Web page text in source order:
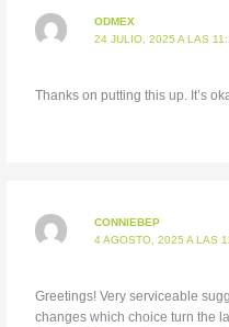
ODMEX
24 JULIO, 2025 A LAS
Thanks on putting this up. It’s
CONNIEBEP
4 AGOSTO, 2025 A LAS
Greetings! Very serviceable
changes which choice turn the